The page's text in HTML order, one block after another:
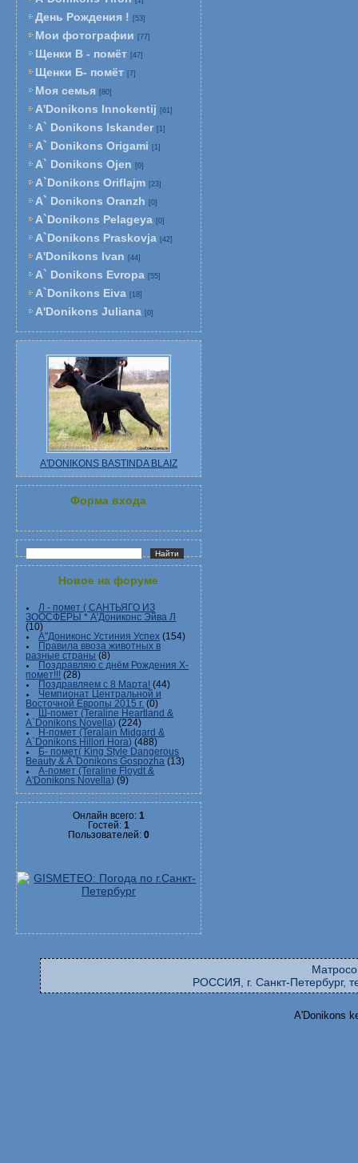
День Рождения ! [53]
Мои фотографии [77]
Щенки В - помёт [47]
Щенки Б- помёт [7]
Моя семья [80]
A'Donikons Innokentij [61]
A` Donikons Iskander [1]
A` Donikons Origami [1]
A` Donikons Ojen [0]
A`Donikons Oriflajm [23]
A` Donikons Oranzh [0]
A`Donikons Pelageya [0]
A`Donikons Praskovja [42]
A'Donikons Ivan [44]
A` Donikons Evropa [55]
A`Donikons Eiva [18]
A'Donikons Juliana [0]
A'DONIKONS BASTINDA BLAIZ
Форма входа
Новое на форуме
Л - помет ( САНТЬЯГО ИЗ
ЗООСФЕРЫ * А'Дониконс Эйва Л
(10)
А"Дониконс Устиния Успех (154)
Правила ввоза животных в
разные страны (8)
Поздравляю с днём Рождения Х-
помет!!! (28)
Поздравляем с 8 Марта! (44)
Чемпионат Центральной и
Восточной Европы 2015 г. (0)
Ш-помет (Teraline Heartland &
A`Donikons Novella) (224)
Н-помет (Teralain Midgard &
A`Donikons Hillori Hora) (488)
Б- помет( King Style Dangerous
Beauty & A`Donikons Gospozha (13)
А-помет (Teraline Floydt &
A'Donikons Novella) (9)
Онлайн всего: 1
Гостей: 1
Пользователей: 0
РОССИЯ, г. Санкт-Петербург,
A'Donikons